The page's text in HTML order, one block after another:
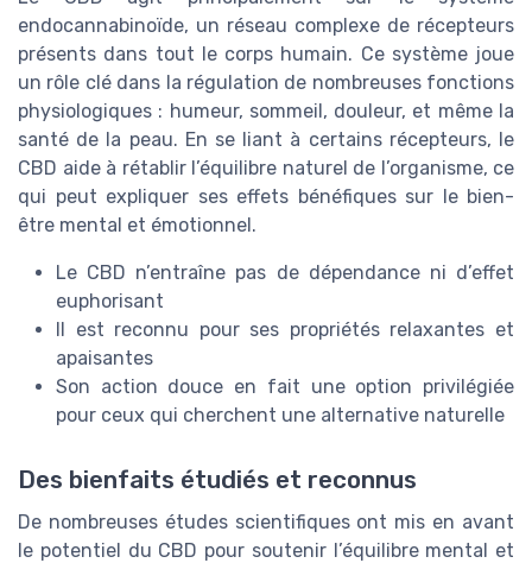
endocannabinoïde, un réseau complexe de récepteurs
présents dans tout le corps humain. Ce système joue
un rôle clé dans la régulation de nombreuses fonctions
physiologiques : humeur, sommeil, douleur, et même la
santé de la peau. En se liant à certains récepteurs, le
CBD aide à rétablir l’équilibre naturel de l’organisme, ce
qui peut expliquer ses effets bénéfiques sur le bien-
être mental et émotionnel.
Le CBD n’entraîne pas de dépendance ni d’effet
euphorisant
Il est reconnu pour ses propriétés relaxantes et
apaisantes
Son action douce en fait une option privilégiée
pour ceux qui cherchent une alternative naturelle
Des bienfaits étudiés et reconnus
De nombreuses études scientifiques ont mis en avant
le potentiel du CBD pour soutenir l’équilibre mental et